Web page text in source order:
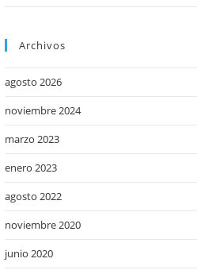
Archivos
agosto 2026
noviembre 2024
marzo 2023
enero 2023
agosto 2022
noviembre 2020
junio 2020